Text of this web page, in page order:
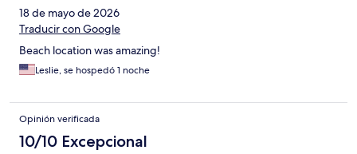
18 de mayo de 2026
Traducir con Google
Beach location was amazing!
Leslie, se hospedó 1 noche
Opinión verificada
10/10 Excepcional